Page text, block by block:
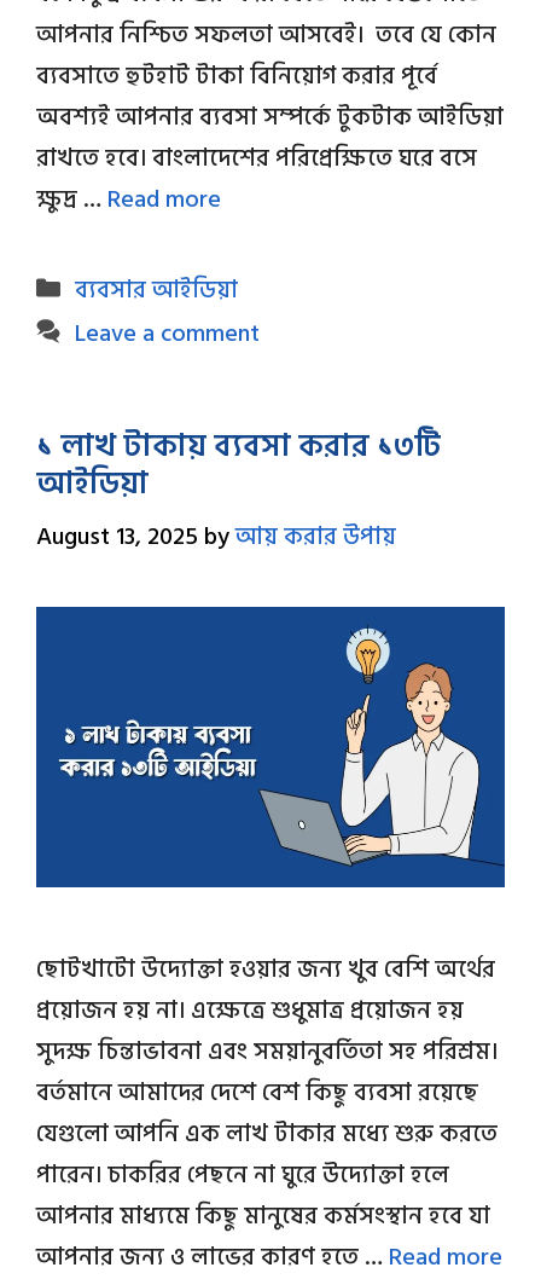
আপনার নিশ্চিত সফলতা আসবেই। তবে যে কোন
ব্যবসাতে হুটহাট টাকা বিনিয়োগ করার পূর্বে
অবশ্যই আপনার ব্যবসা সম্পর্কে টুকটাক আইডিয়া
রাখতে হবে। বাংলাদেশের পরিপ্রেক্ষিতে ঘরে বসে
ক্ষুদ্র …Read more
Categories
ব্যবসার আইডিয়া
Leave a comment
১ লাখ টাকায় ব্যবসা করার ১৩টি
আইডিয়া
August 13, 2025 byআয় করার উপায়
ছোটখাটো উদ্যোক্তা হওয়ার জন্য খুব বেশি অর্থের
প্রয়োজন হয় না। এক্ষেত্রে শুধুমাত্র প্রয়োজন হয়
সুদক্ষ চিন্তাভাবনা এবং সময়ানুবর্তিতা সহ পরিশ্রম।
বর্তমানে আমাদের দেশে বেশ কিছু ব্যবসা রয়েছে
যেগুলো আপনি এক লাখ টাকার মধ্যে শুরু করতে
পারেন। চাকরির পেছনে না ঘুরে উদ্যোক্তা হলে
আপনার মাধ্যমে কিছু মানুষের কর্মসংস্থান হবে যা
আপনার জন্য ও লাভের কারণ হতে …Read more